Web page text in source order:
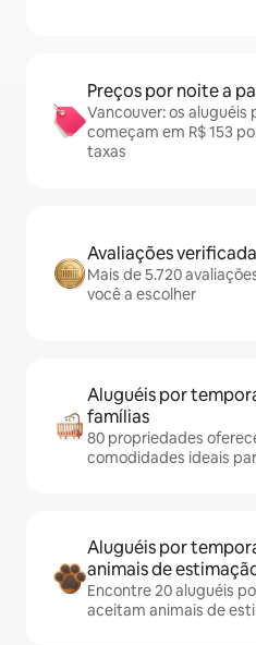
Preços por noite a
Vancouver: os
começam em R$ 153
taxas
Avaliações
Mais de 5.720
você a escolher
Aluguéis por
famílias
80 propriedades
comodidades ideais
Aluguéis por
animais de
Encontre 20 aluguéis
aceitam animais de